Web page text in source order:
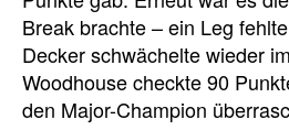
Break brachte – ein Leg
Decker schwächelte wieder
Woodhouse checkte 90
den Major-Champion